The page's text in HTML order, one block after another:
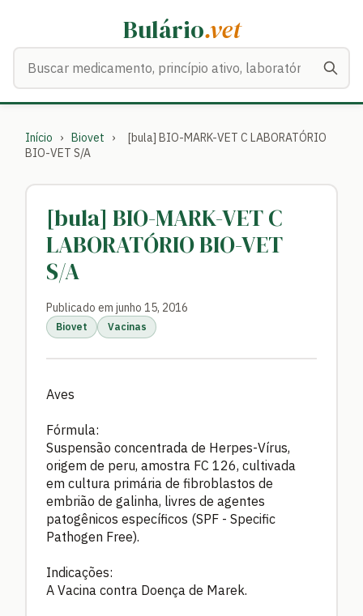
Bulário.vet
Início › Biovet ›
[bula] BIO-MARK-VET C LABORATÓRIO
BIO-VET S/A
[bula] BIO-MARK-VET C
LABORATÓRIO BIO-VET
S/A
Publicado em junho 15, 2016
Biovet Vacinas
Aves
Fórmula:
Suspensão concentrada de Herpes-Vírus,
origem de peru, amostra FC 126, cultivada
em cultura primária de fibroblastos de
embrião de galinha, livres de agentes
patogênicos específicos (SPF - Specific
Pathogen Free).
Indicações:
A Vacina contra Doença de Marek.